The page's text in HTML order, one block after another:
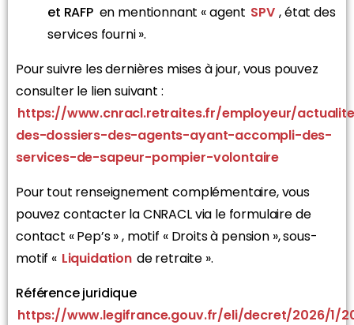
et RAFPen mentionnant « agent SPV , état des
services fourni ».
Pour suivre les dernières mises à jour, vous pouvez
consulter le lien suivant :
https://www.cnracl.retraites.fr/employeur/
des-dossiers-des-agents-ayant-accompli-des-
services-de-sapeur-pompier-volontaire
Pour tout renseignement complémentaire, vous
pouvez contacter la CNRACL via le formulaire de
contact « Pep’s » , motif « Droits à pension », sous-
motif « Liquidation de retraite ».
Référence juridique
https://www.legifrance.gouv.fr/eli/decret/2026/1/